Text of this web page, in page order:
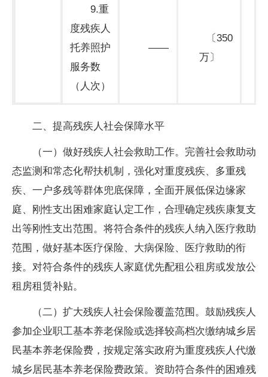
9.重
度残疾人
托养照护
服务数
（人次）
——
〔350
万〕
二、提高残疾人社会保障水平
（一）做好残疾人社会救助工作。完善社会救助动
态监测和常态化帮扶机制，强化对重度残疾、多重残
疾、一户多残等群体兜底保障，全面开展低保边缘家
庭、刚性支出困难家庭认定工作，合理确定残疾康复支
出等刚性支出范围。将符合条件的残疾人纳入医疗救助
范围，做好基本医疗保险、大病保险、医疗救助的衔
接。对符合条件的残疾人家庭优先配租公租房或发放公
租房租赁补贴。
（二）扩大残疾人社会保险覆盖范围。鼓励残疾人
参加企业职工基本养老保险或选择较高档次缴纳城乡居
民基本养老保险费，按规定落实政府为重度残疾人代缴
城乡居民基本养老保险费政策。资助符合条件的困难残